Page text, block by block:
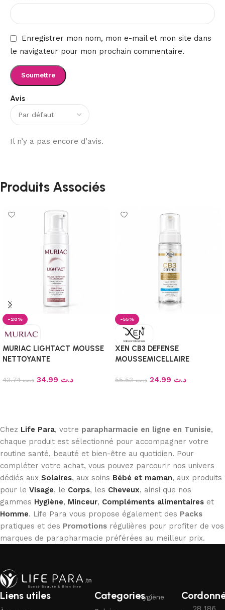
Avis
Il n’y a pas encore d’avis.
Enregistrer mon nom, mon e-mail et mon site dans
le navigateur pour mon prochain commentaire.
Produits Associés
-20%
MURIAC LIGHTACT MOUSSE
NETTOYANTE
د.ت43.74 د.ت
-55%
XEN CB3 DEFENSE
MOUSSEMICELLAIRE
NORMALES A SECHES 200ml
د.ت55.53 د.ت
Chez Life Para, votre parapharmacie en ligne en Tunisie,
chaque produit est sélectionné pour accompagner votre
routine santé, beauté et bien-être au quotidien. Pour
compléter votre achat, vous pouvez parcourir nos univers
dédiés aux Solaires, aux soins Bébé et maman, aux produits
pour le Visage, le Corps, les Cheveux, ainsi que nos
gammes Hygiène, Minceur, Compléments alimentaires et
Homme. Life Para vous propose également des Packs
pratiques et des Promotions régulières pour profiter de vos
marques de parapharmacie préférées au meilleur prix.
Liens utiles CategoriesHygiène